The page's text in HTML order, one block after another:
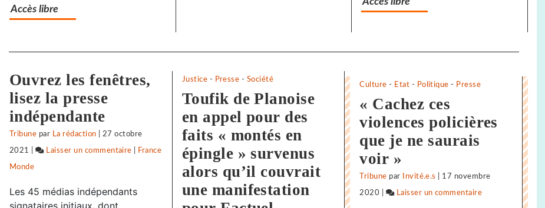
Accès libre
Separateur
Ouvrez les fenêtres,
lisez la presse
indépendante
Tribune par La rédaction 27 octobre
2021 | Laisser un commentaire onFrance
Monde
Les 45 médias indépendants
signataires initiaux, dont
Justice - Presse - Société
Toufik de Planoise
en appel pour des
faits « montés en
épingle » survenus
alors qu’il couvrait
une manifestation
Culture - Etat - Politique - Presse
« Cachez ces
violences policières
que je ne saurais
voir »
Tribune par Invité.e.s 17 novembre
2020 Laisser un commentaire